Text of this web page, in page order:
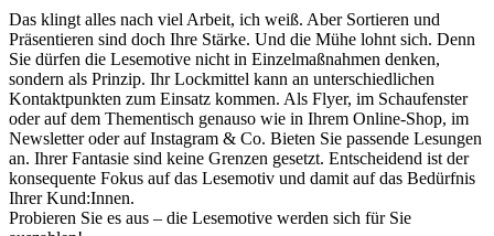
Das klingt alles nach viel Arbeit, ich weiß. Aber Sortieren und
Präsentieren sind doch Ihre Stärke. Und die Mühe lohnt sich. Denn
Sie dürfen die Lesemotive nicht in Einzelmaßnahmen denken,
sondern als Prinzip. Ihr Lockmittel kann an unterschiedlichen
Kontaktpunkten zum Einsatz kommen. Als Flyer, im Schaufenster
oder auf dem Thementisch genauso wie in Ihrem Online-Shop, im
Newsletter oder auf Instagram & Co. Bieten Sie passende Lesungen
an. Ihrer Fantasie sind keine Grenzen gesetzt. Entscheidend ist der
konsequente Fokus auf das Lesemotiv und damit auf das Bedürfnis
Ihrer Kund:Innen.
Probieren Sie es aus – die Lesemotive werden sich für Sie